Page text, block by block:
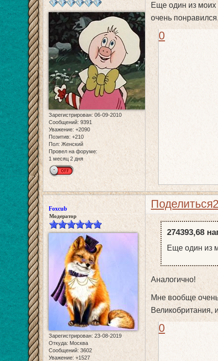
Зарегистрирован: 06-09-2010
Сообщений: 9391
Уважение: +2090
Позитив: +210
Пол: Женский
Провел на форуме:
1 месяц 2 дня
Еще один из моих
очень
0
Поделиться
Foxcub
Модератор
Зарегистрирован: 23-08-2019
Откуда: Москва
Сообщений: 3602
Уважение: +1527
274393,68
Еще один из
Аналогично!
Мне вообще
Великобритания,
0